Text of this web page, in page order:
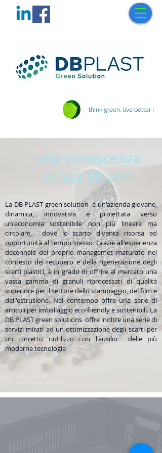
think green, live better !
una conoscenza
lunga 30 anni
La DB PLAST green solution è un'azienda giovane,
dinamica, innovativa e proiettata verso
un'economia sostenibile non più lineare ma
circolare, dove lo scarto diventa risorsa ed
opportunità al tempo stesso. Grazie all'esperienza
decennale del proprio managemet maturato nel
contesto del recupero e della rigenerazione degli
scarti plastici, è in grado di offrire al mercato una
vasta gamma di granuli riprocessati di qualità
superiore per il settore dello stampaggio, del film e
dell'estrusione. Nel contempo offre una serie di
articoli per imballaggio eco-friendly e sostenibili. La
DB PLAST green solutions offre inoltre una serie di
servizi mirati ad un ottimizzazione degli scarti per
un corretto riutilizzo con l'ausilio delle più
moderne tecnologie